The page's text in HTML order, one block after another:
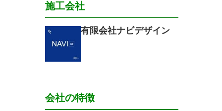
施工会社
有限会社ナビデザイン
会社の特徴